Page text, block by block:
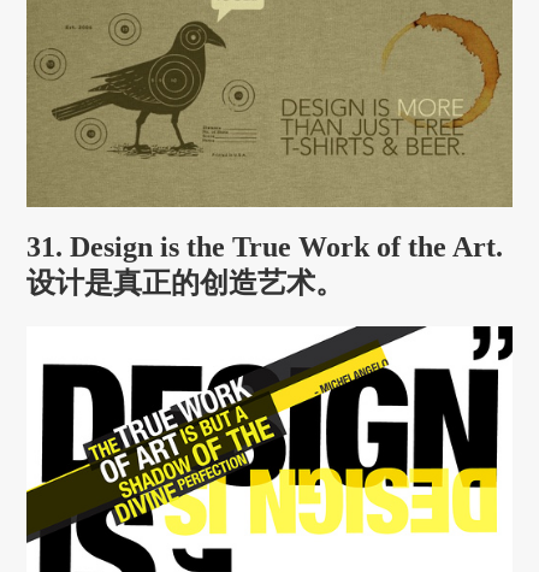
31. Design is the True Work of the Art.
设计是真正的创造艺术。